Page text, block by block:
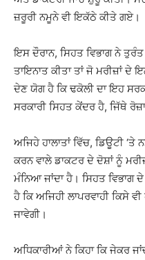
ਜ਼ਰੂਰੀ ਨਮੂਨੇ ਵੀ ਇਕੱਠੇ ਕੀਤੇ ਗਏ।
ਇਸ ਦੌਰਾਨ, ਸਿਹਤ ਵਿਭਾਗ ਨੇ
ਤਾਇਨਾਤ ਕੀਤਾ ਤਾਂ ਜੋ ਮਰੀਜ਼ਾਂ ਦੇ
ਦੇਣ ਯੋਗ ਹੈ ਕਿ ਢਕੋਲੀ ਦਾ ਇਹ
ਸਰਕਾਰੀ ਸਿਹਤ ਕੇਂਦਰ ਹੈ, ਜਿੱਥੇ
ਅਜਿਹੇ ਹਾਲਾਤਾਂ ਵਿੱਚ, ਡਿਊਟੀ ‘ਤੇ
ਕਰਨ ਵਾਲੇ ਡਾਕਟਰ ਦੇ ਦੋਸ਼ਾਂ ਨੂੰ
ਮੰਨਿਆ ਜਾਂਦਾ ਹੈ। ਸਿਹਤ ਵਿਭਾਗ
ਹੈ ਕਿ ਅਜਿਹੀ ਲਾਪਰਵਾਹੀ ਕਿਸੇ
ਜਾਵੇਗੀ।
ਅਧਿਕਾਰੀਆਂ ਨੇ ਕਿਹਾ ਕਿ ਜੇਕਰ